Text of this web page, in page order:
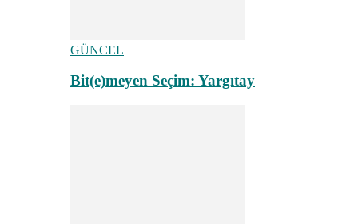
GÜNCEL
Bit(e)meyen Seçim: Yargıtay